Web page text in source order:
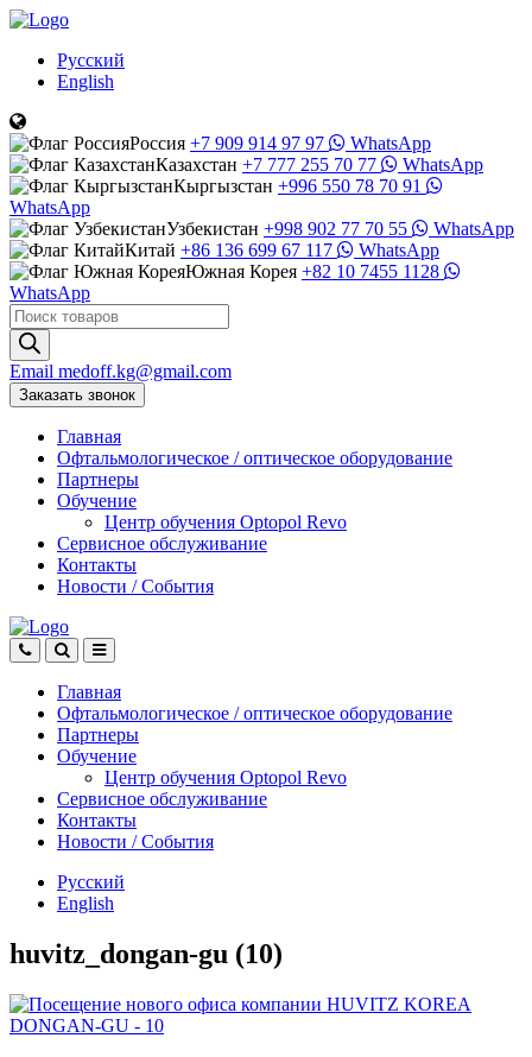
Русский
English
Россия +7 909 914 97 97
WhatsApp
Казахстан +7 777 255 70 77
WhatsApp
Кыргызстан +996 550 78 70 91
WhatsApp
Узбекистан +998 902 77 70 55
WhatsApp
Китай +86 136 699 67 117
WhatsApp
Южная Корея +82 10 7455 1128
WhatsApp
Поиск
товаров
Email medoff.kg@gmail.com
Заказать звонок
Главная
Офтальмологическое / оптическое оборудование
Партнеры
Обучение
Центр обучения Оptopol Revo
Сервисное обслуживание
Контакты
Новости / События
Главная
Офтальмологическое / оптическое оборудование
Партнеры
Обучение
Центр обучения Оptopol Revo
Сервисное обслуживание
Контакты
Новости / События
Русский
English
huvitz_dongan-gu (10)